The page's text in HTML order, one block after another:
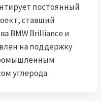
постоянный
ставший
BMW Brilliance и
на поддержку
углерода.